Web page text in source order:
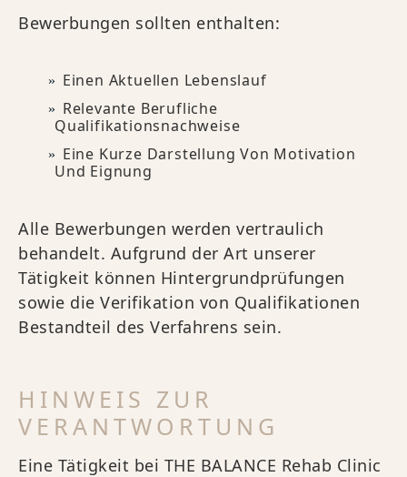
Bewerbungen sollten enthalten:
Einen Aktuellen Lebenslauf
Relevante Berufliche
Qualifikationsnachweise
Eine Kurze Darstellung Von Motivation
Und Eignung
Alle Bewerbungen werden vertraulich
behandelt. Aufgrund der Art unserer
Tätigkeit können Hintergrundprüfungen
sowie die Verifikation von Qualifikationen
Bestandteil des Verfahrens sein.
HINWEIS ZUR
VERANTWORTUNG
Eine Tätigkeit bei THE BALANCE Rehab Clinic